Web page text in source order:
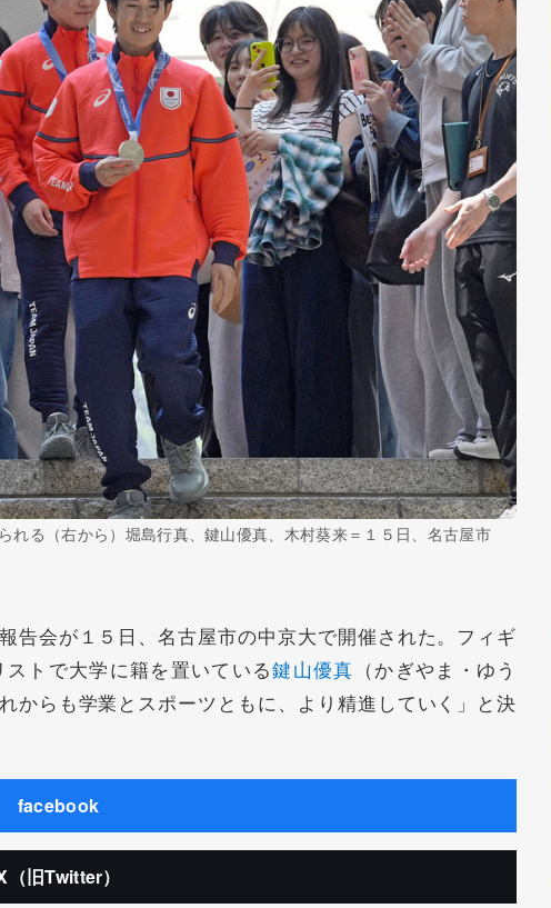
る（右から）堀島行真、鍵山優真、木村葵来＝１５日、名古屋市
会が１５日、名古屋市の中京大で開催された。フィギ
トで大学に籍を置いている鍵山優真 （かぎやま・ゆう
からも学業とスポーツともに、より精進していく」と決
facebook
（旧Twitter）